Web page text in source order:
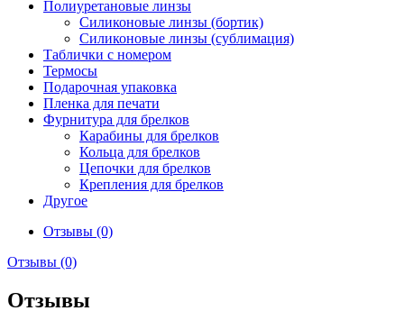
Полиуретановые линзы
Силиконовые линзы (бортик)
Силиконовые линзы (сублимация)
Таблички с номером
Термосы
Подарочная упаковка
Пленка для печати
Фурнитура для брелков
Карабины для брелков
Кольца для брелков
Цепочки для брелков
Крепления для брелков
Другое
Отзывы (0)
Отзывы (0)
Отзывы